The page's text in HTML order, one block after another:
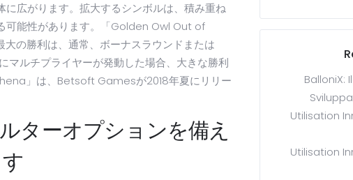
広がります。拡大するシンボルは、積み重ね
可能性があります。「Golden Owl Out of
大の勝利は、通常、ボーナスラウンドまたは
マルチプライヤーが発動した場合、大きな勝利
」は、Betsoft Gamesが2018年夏にリリー
ターオプションを備え
BalloniX:
Utilisation
Utilisation